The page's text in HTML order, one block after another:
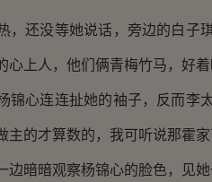
还没等她说话，旁边的白子琪
心上人，他们俩青梅竹马，好着
心连连扯她的袖子，反而李太
主的才算数的，我可听说那霍
暗暗观察杨锦心的脸色，见她